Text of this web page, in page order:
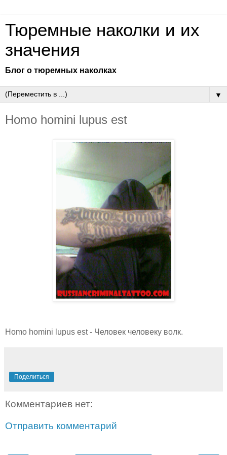
Тюремные наколки и их
значения
Блог о тюремных наколках
▼
Homo homini lupus est
Homo homini lupus est - Человек человеку волк.
Поделиться
Комментариев нет:
Отправить комментарий